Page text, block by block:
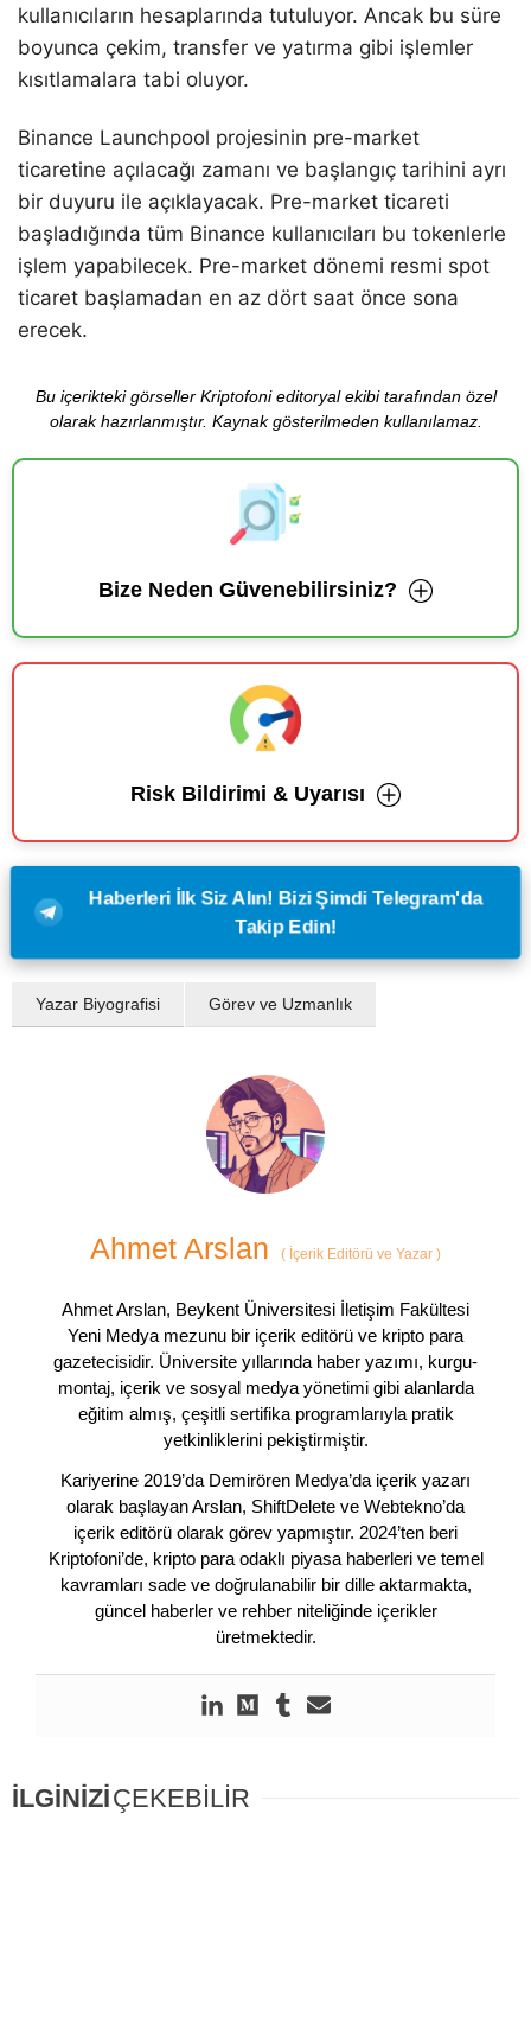
kullanıcıların hesaplarında tutuluyor. Ancak bu süre
boyunca çekim, transfer ve yatırma gibi işlemler
kısıtlamalara tabi oluyor.
Binance Launchpool projesinin pre-market
ticaretine açılacağı zamanı ve başlangıç tarihini ayrı
bir duyuru ile açıklayacak. Pre-market ticareti
başladığında tüm Binance kullanıcıları bu tokenlerle
işlem yapabilecek. Pre-market dönemi resmi spot
ticaret başlamadan en az dört saat önce sona
erecek.
Bu içerikteki görseller Kriptofoni editoryal ekibi tarafından özel
olarak hazırlanmıştır. Kaynak gösterilmeden kullanılamaz.
Bize Neden Güvenebilirsiniz?
Risk Bildirimi & Uyarısı
Haberleri İlk Siz Alın! Bizi Şimdi Telegram'da
Takip Edin!
Yazar Biyografisi Görev ve Uzmanlık
Ahmet Arslan ( İçerik Editörü ve Yazar )
Ahmet Arslan, Beykent Üniversitesi İletişim Fakültesi
Yeni Medya mezunu bir içerik editörü ve kripto para
gazetecisidir. Üniversite yıllarında haber yazımı, kurgu-
montaj, içerik ve sosyal medya yönetimi gibi alanlarda
eğitim almış, çeşitli sertifika programlarıyla pratik
yetkinliklerini pekiştirmiştir.
Kariyerine 2019’da Demirören Medya’da içerik yazarı
olarak başlayan Arslan, ShiftDelete ve Webtekno’da
içerik editörü olarak görev yapmıştır. 2024’ten beri
Kriptofoni’de, kripto para odaklı piyasa haberleri ve temel
kavramları sade ve doğrulanabilir bir dille aktarmakta,
güncel haberler ve rehber niteliğinde içerikler
üretmektedir.
İLGİNİZİÇEKEBİLİR